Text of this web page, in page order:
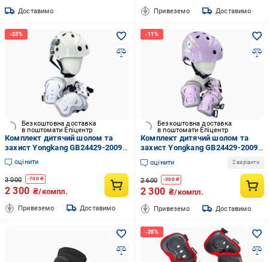
Доставимо Привеземо Доставимо
Безкоштовна доставка
в поштомати Епіцентр
Комплект дитячий шолом та
захист Yongkang GB24429-2009
S Космонавт р. 5-9 Білий
(G0001886)
оцінити
3 000 -700₴
2 300 ₴/компл.
Привеземо Доставимо
Безкоштовна доставка
в поштомати Епіцентр
Комплект дитячий шолом та
захист Yongkang GB24429-2009
S Єдиноріг р. 5-9 Фіолетовий
(G0001135)
оцінити 2 варіанти
2 600 -300₴
2 300 ₴/компл.
Привеземо Доставимо